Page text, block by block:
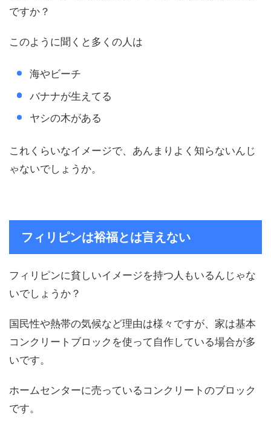
ですか？
このように聞くと多くの人は
海やビーチ
バナナが生えてる
ヤシの木がある
これくらいなイメージで、あんまりよく知らないんじ
ゃないでしょうか。
フィリピンは裕福とは言えない
フィリピンに貧しいイメージを持つ人もいるんじゃな
いでしょうか？
国民性や熱帯の気候など理由は様々ですが、家は基本
コンクリートブロックを使って自作している場合が多
いです。
ホームセンターに売っているコンクリートのブロック
です。